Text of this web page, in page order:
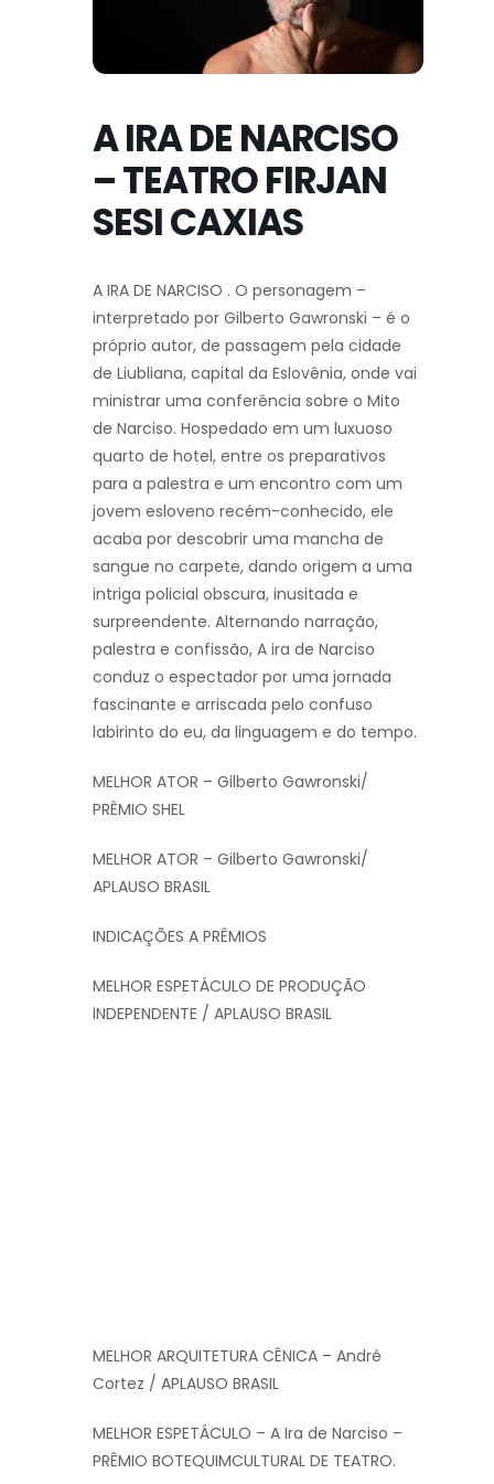
A IRA DE NARCISO
– TEATRO FIRJAN
SESI CAXIAS
A IRA DE NARCISO . O personagem –
interpretado por Gilberto Gawronski – é o
próprio autor, de passagem pela cidade
de Liubliana, capital da Eslovênia, onde vai
ministrar uma conferência sobre o Mito
de Narciso. Hospedado em um luxuoso
quarto de hotel, entre os preparativos
para a palestra e um encontro com um
jovem esloveno recém-conhecido, ele
acaba por descobrir uma mancha de
sangue no carpete, dando origem a uma
intriga policial obscura, inusitada e
surpreendente. Alternando narração,
palestra e confissão, A ira de Narciso
conduz o espectador por uma jornada
fascinante e arriscada pelo confuso
labirinto do eu, da linguagem e do tempo.
MELHOR ATOR – Gilberto Gawronski/
PRÊMIO SHEL
MELHOR ATOR – Gilberto Gawronski/
APLAUSO BRASIL
INDICAÇÕES A PRÊMIOS
MELHOR ESPETÁCULO DE PRODUÇÃO
INDEPENDENTE / APLAUSO BRASIL
MELHOR ARQUITETURA CÊNICA – André
Cortez / APLAUSO BRASIL
MELHOR ESPETÁCULO – A Ira de Narciso –
PRÊMIO BOTEQUIMCULTURAL DE TEATRO.